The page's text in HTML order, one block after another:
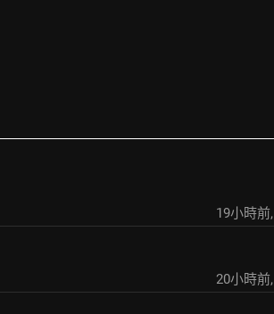
19小時前,
20小時前,